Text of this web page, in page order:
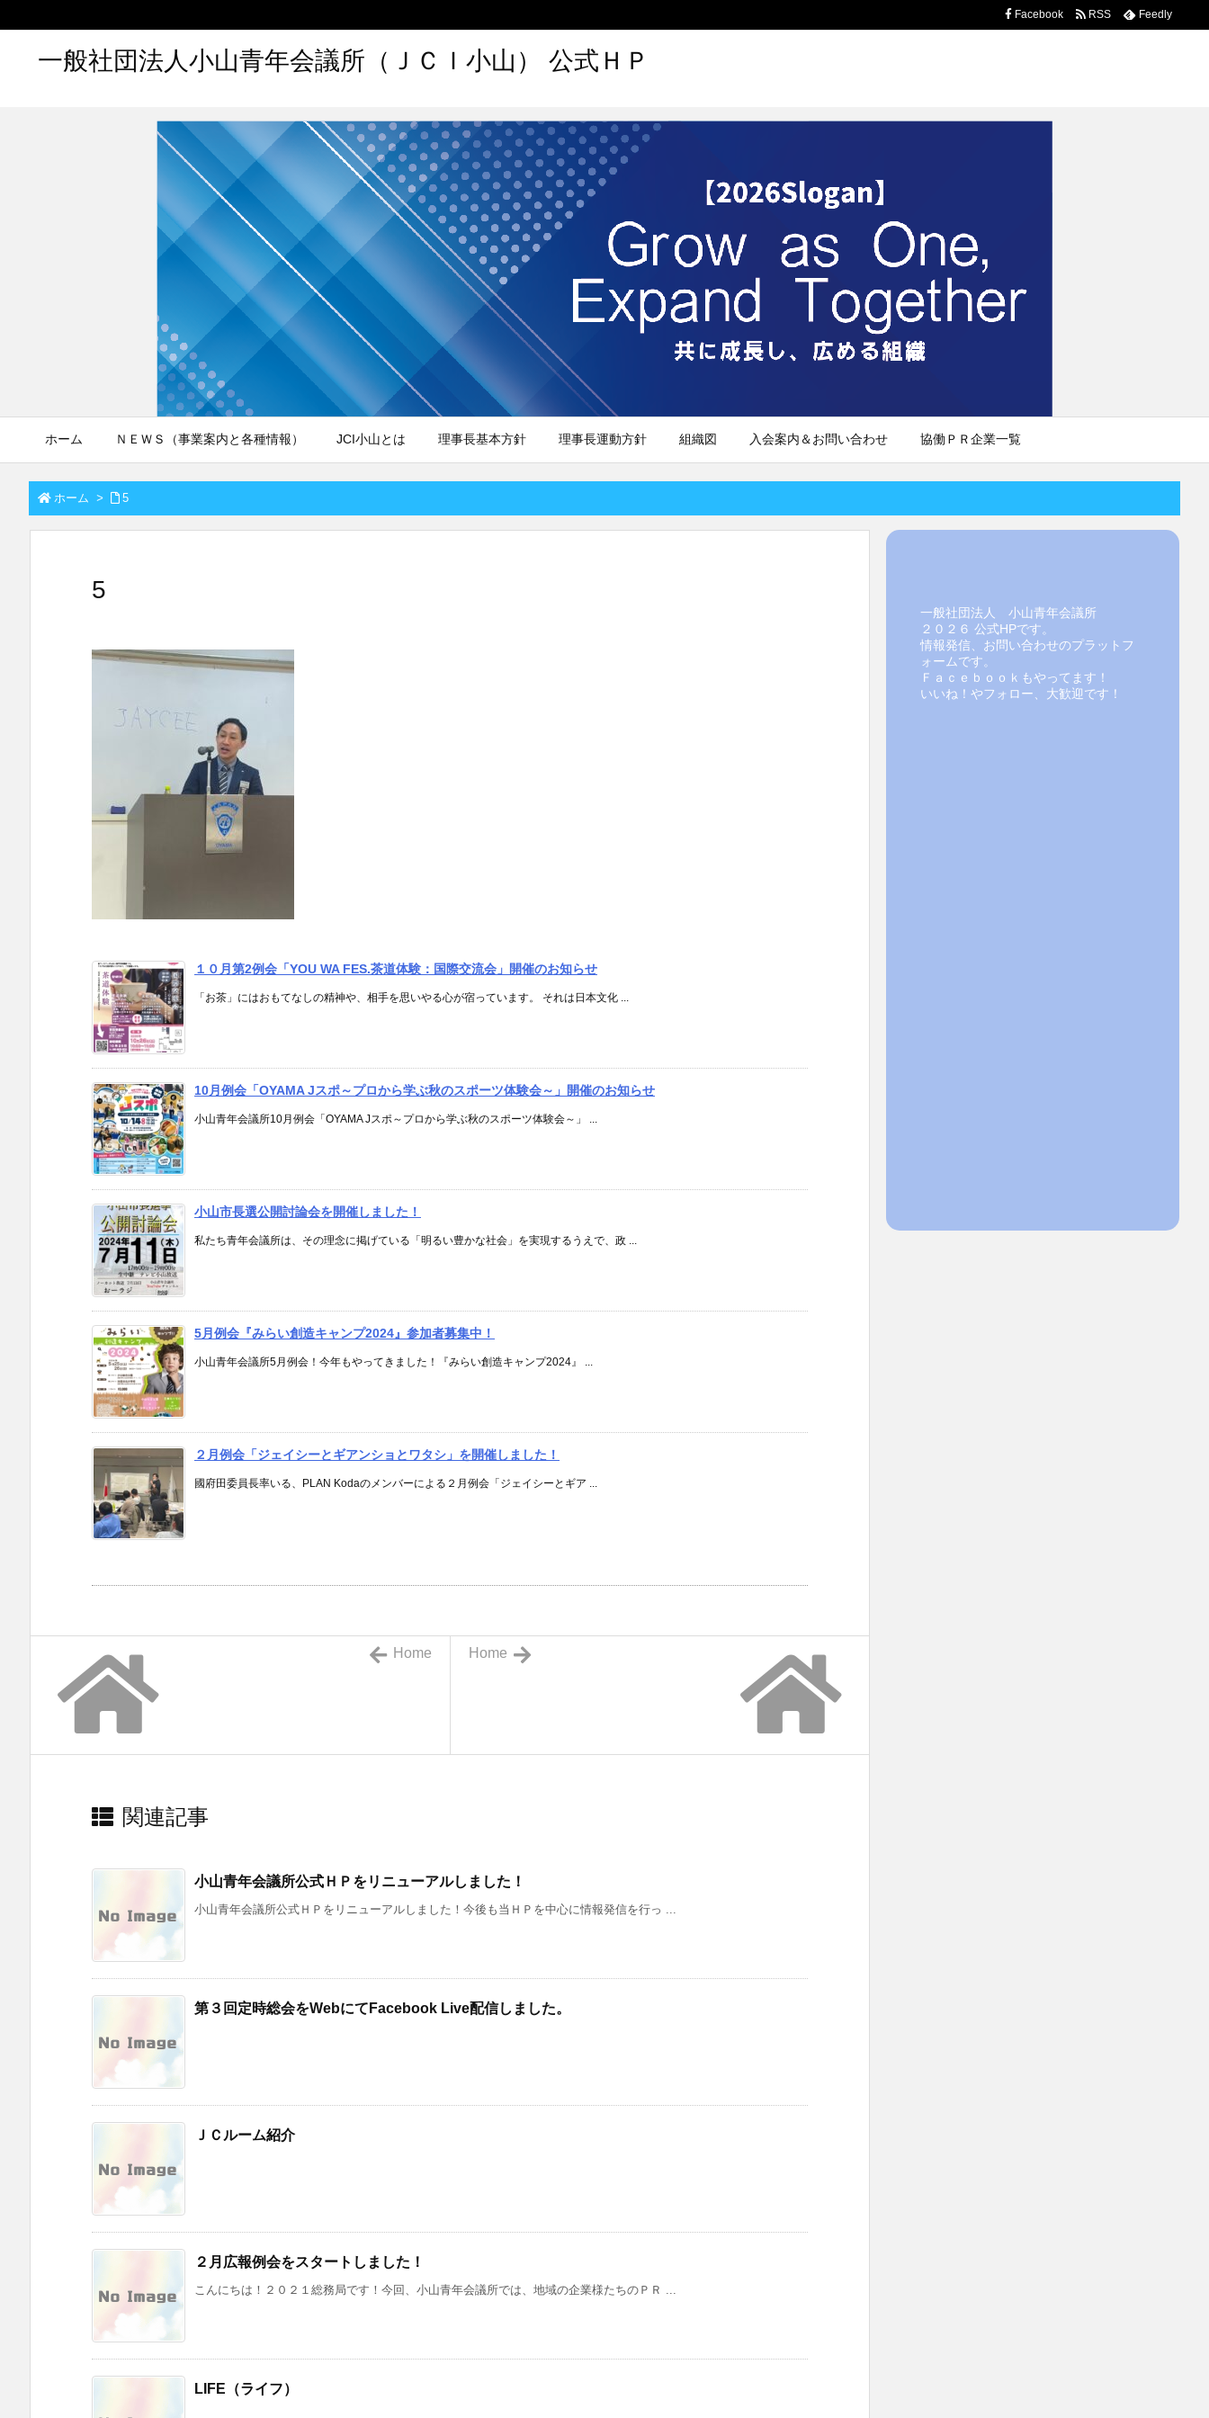
一般社団法人小山青年会議所（ＪＣＩ小山） 公式ＨＰ
ホーム ＮＥＷＳ（事業案内と各種情報） JCI小山とは 理事長基本方針 理事長運動方針 組織図 入会案内＆お問い合わせ 協働ＰＲ企業一覧
Facebook RSS Feedly
ホーム > 5
5
１０月第2例会「YOU WA FES.茶道体験：国際交流会」開催のお知らせ
「お茶」にはおもてなしの精神や、相手を思いやる心が宿っています。 それは日本文化 ...
10月例会「OYAMA Jスポ～プロから学ぶ秋のスポーツ体験会～」開催のお知らせ
小山青年会議所10月例会「OYAMA Jスポ～プロから学ぶ秋のスポーツ体験会～」 ...
小山市長選公開討論会を開催しました！
私たち青年会議所は、その理念に掲げている「明るい豊かな社会」を実現するうえで、政 ...
5月例会『みらい創造キャンプ2024』参加者募集中！
小山青年会議所5月例会！今年もやってきました！『みらい創造キャンプ2024』 ...
２月例会「ジェイシーとギアンショとワタシ」を開催しました！
國府田委員長率いる、PLAN Kodaのメンバーによる２月例会「ジェイシーとギア ...
Home
Home
関連記事
小山青年会議所公式ＨＰをリニューアルしました！
小山青年会議所公式ＨＰをリニューアルしました！今後も当ＨＰを中心に情報発信を行っ ...
第３回定時総会をWebにてFacebook Live配信しました。
ＪＣルーム紹介
２月広報例会をスタートしました！
こんにちは！２０２１総務局です！今回、小山青年会議所では、地域の企業様たちのＰＲ ...
LIFE（ライフ）
一般社団法人 小山青年会議所
２０２６ 公式HPです。
情報発信、お問い合わせのプラットフ
ォームです。
Ｆａｃｅｂｏｏｋもやってます！
いいね！やフォロー、大歓迎です！